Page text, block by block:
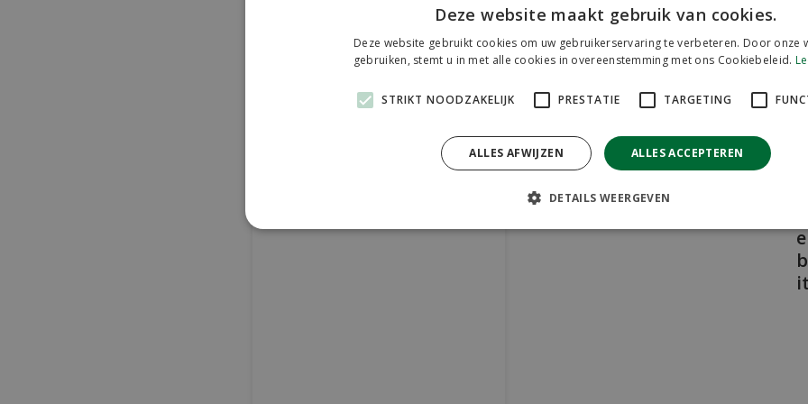
H
e
r
n
d
a
e
b
it
Deze website maakt gebruik van cookies.
Deze website gebruikt cookies om uw gebruikerservaring te verbeteren. Door onze
gebruiken, stemt u in met alle cookies in overeenstemming met ons Cookiebeleid.
STRIKT NOODZAKELIJK PRESTATIE TARGETING
ALLES ACCEPTEREN
ALLES AFWIJZEN
DETAILS WEERGEVEN